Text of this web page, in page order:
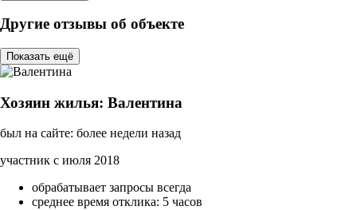
Другие отзывы об объекте
Показать ещё
Хозяин жилья: Валентина
был на сайте: более недели назад
участник с июля 2018
обрабатывает запросы всегда
среднее время отклика: 5 часов